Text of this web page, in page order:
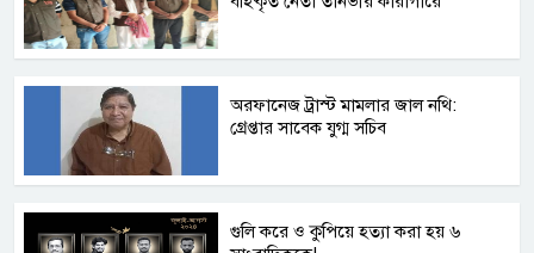
অরফানেজ ট্রাস্ট মামলার জাল নথি:
গ্রেপ্তার সাবেক যুগ্ম সচিব
গুলি করে ও কুপিয়ে হত্যা করা হয় ৬